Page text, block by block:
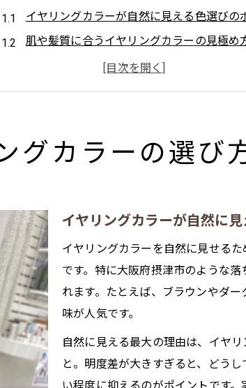
イヤリングカラーが自然に見える色選びの
肌や髪質に合うイヤリングカラーの見極め
イヤリングカラーで失敗しない自然な仕上
日常でも浮かないイヤリングカラーの選択
職場で浮かない清潔感イヤリングカラー術
清潔感あるイヤリングカラーの色味とは
オフィスでも好印象なイヤリングカラー活
イヤリングカラーで上品に見せるコツ
職場でバレにくいイヤリングカラーの工夫
ブリーチ後も長持ちする色味のポイント
ブリーチ後のイヤリングカラー色持ち対策
イヤリングカラーを長持ちさせるケア方法
色落ちしにくいイヤリングカラーの選び方
ブリーチダメージを抑えるイヤリングカラ
グカラーの選び
イヤリングカラーが自然に
イヤリングカラーを自然に見せる
です。特に大阪府摂津市のような
れます。たとえば、ブラウンやダ
味が人気です。
自然に見える最大の理由は、イヤ
と。明度差が大きすぎると、どう